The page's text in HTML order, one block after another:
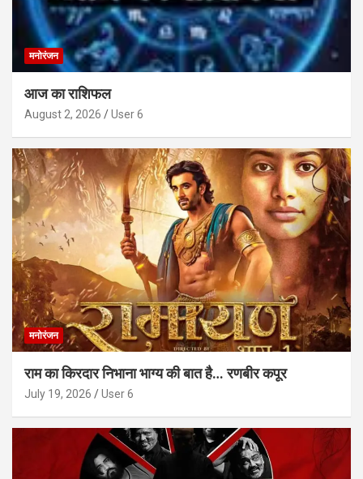
मनोरंजन
आज का राशिफल
August 2, 2026 User 6
मनोरंजन
राम का किरदार निभाना भाग्य की बात है… रणबीर कपूर
July 19, 2026 User 6